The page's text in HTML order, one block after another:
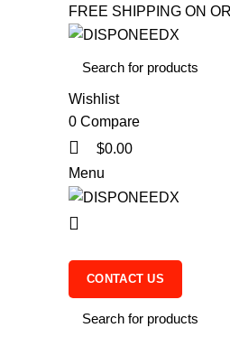
FREE SHIPPING ON
Wishlist
0 Compare
$0.00
Menu
CONTACT US